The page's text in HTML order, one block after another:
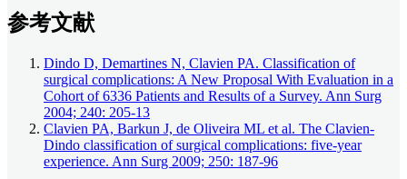
参考文献
Dindo D, Demartines N, Clavien PA. Classification of
surgical complications: A New Proposal With Evaluation in a
Cohort of 6336 Patients and Results of a Survey. Ann Surg
2004; 240: 205-13
Clavien PA, Barkun J, de Oliveira ML et al. The Clavien-
Dindo classification of surgical complications: five-year
experience. Ann Surg 2009; 250: 187-96